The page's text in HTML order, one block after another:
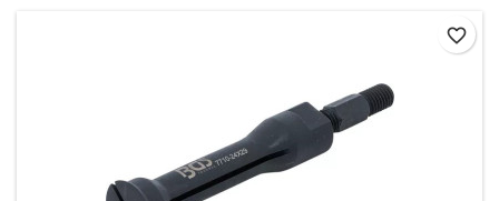
favorite_border